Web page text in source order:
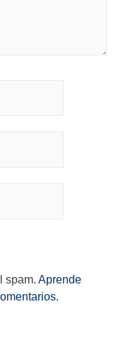
spam. Aprende